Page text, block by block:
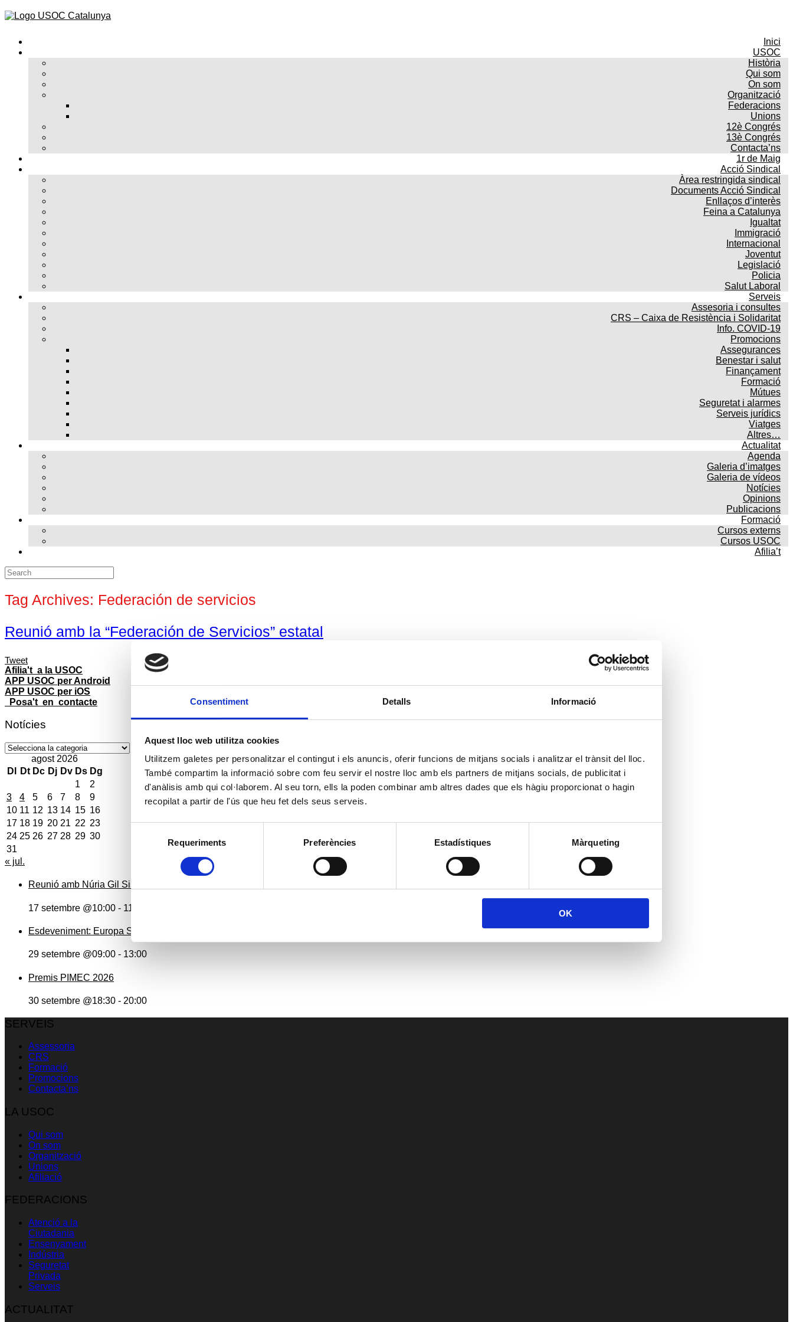
Consentiment Detalls Informació
Aquest lloc web utilitza cookies
Utilitzem galetes per personalitzar el contingut i els anuncis, oferir funcions de mitjans socials i analitzar el trànsit del lloc.
També compartim la informació sobre com feu servir el nostre lloc amb els partners de mitjans socials, de publicitat i
d'anàlisis amb qui col·laborem. Al seu torn, ells la poden combinar amb altres dades que els hàgiu proporcionat o hagin
recopilat a partir de l'ús que heu fet dels seus serveis.
consentiment
Requeriments Preferències Estadístiques Màrqueting
OK
Inici
USOC
Història
Qui som
On som
Organització
Federacions
Unions
12è Congrés
13è Congrés
Contacta’ns
1r de Maig
Acció Sindical
Àrea restringida sindical
Documents Acció Sindical
Enllaços d’interès
Feina a Catalunya
Igualtat
Immigració
Internacional
Joventut
Legislació
Policia
Salut Laboral
Serveis
Assesoria i consultes
CRS – Caixa de Resistència i Solidaritat
Info. COVID-19
Promocions
Assegurances
Benestar i salut
Finançament
Formació
Mútues
Seguretat i alarmes
Serveis jurídics
Viatges
Altres…
Actualitat
Agenda
Galeria d’imatges
Galeria de vídeos
Notícies
Opinions
Publicacions
Formació
Cursos externs
Cursos USOC
Afilia’t
Search
for:
Tag Archives: Federación de servicios
Reunió amb la “Federación de Servicios” estatal
Tweet
Afilia't a la USOC
APP USOC per Android
APP USOC per iOS
Posa't en contacte
Notícies
Notícies
agost 2026
Dl
Dt Dc Dj Dv Ds Dg
1
2
3
4 5 6 7 8
9
10 11 12 13 14 15 16
17 18 19 20 21 22 23
24 25 26 27 28 29 30
31
« jul.
Reunió amb Núria Gil Sisó, delegada del Govern a Lleida
17 setembre @10:00 - 11:00
Esdeveniment: Europa Social. 40 anys d’Europa
29 setembre @09:00 - 13:00
Premis PIMEC 2026
30 setembre @18:30 - 20:00
SERVEIS
Assessoria
CRS
Formació
Promocions
Contacta’ns
LA USOC
Qui som
On som
Organització
Unions
Afiliació
FEDERACIONS
Atenció a la
Ciutadania
Ensenyament
Indústria
Seguretat
Privada
Serveis
ACTUALITAT